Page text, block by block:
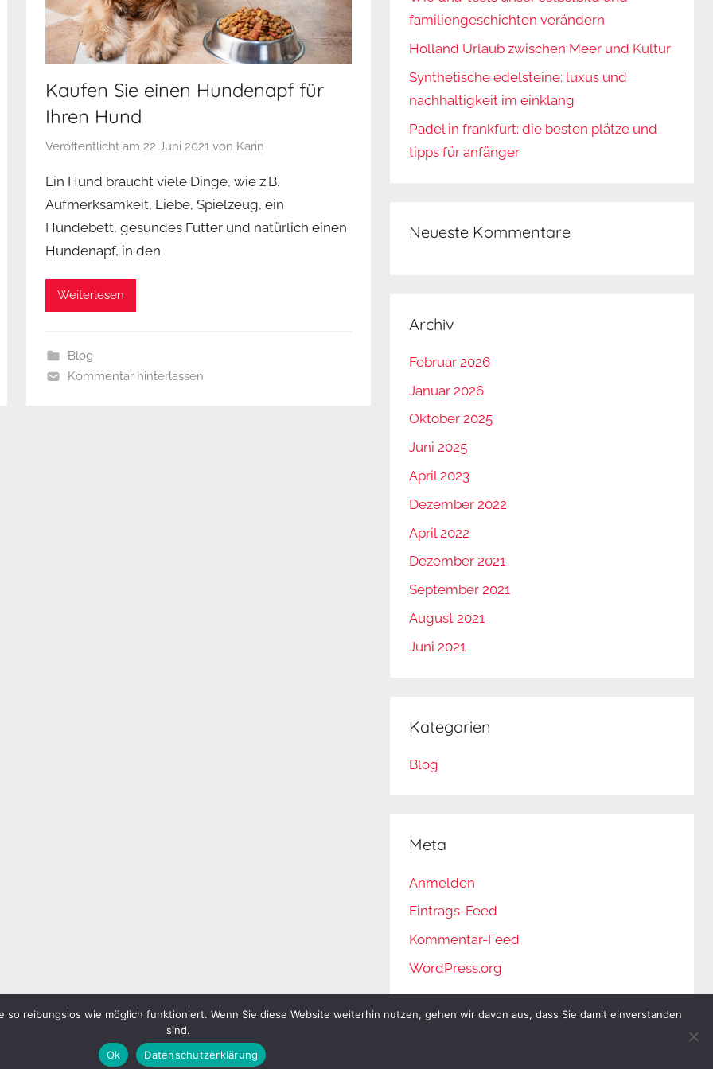
Kaufen Sie einen Hundenapf für
Ihren Hund
Veröffentlicht am22 Juni 2021 von Karin
Ein Hund braucht viele Dinge, wie z.B.
Aufmerksamkeit, Liebe, Spielzeug, ein
Hundebett, gesundes Futter und natürlich einen
Hundenapf, in den
Weiterlesen
Blog
Kommentar hinterlassen
familiengeschichten verändern
Holland Urlaub zwischen Meer und Kultur
Synthetische edelsteine: luxus und
nachhaltigkeit im einklang
Padel in frankfurt: die besten plätze und
tipps für anfänger
Neueste Kommentare
Archiv
Februar 2026
Januar 2026
Oktober 2025
Juni 2025
April 2023
Dezember 2022
April 2022
Dezember 2021
September 2021
August 2021
Juni 2021
Kategorien
Blog
Meta
Anmelden
Eintrags-Feed
Kommentar-Feed
WordPress.org
reibungslos wie möglich funktioniert. Wenn Sie diese Website weiterhin nutzen, gehen wir davon aus, dass Sie damit einverstanden
sind.
Ok
Datenschutzerklärung